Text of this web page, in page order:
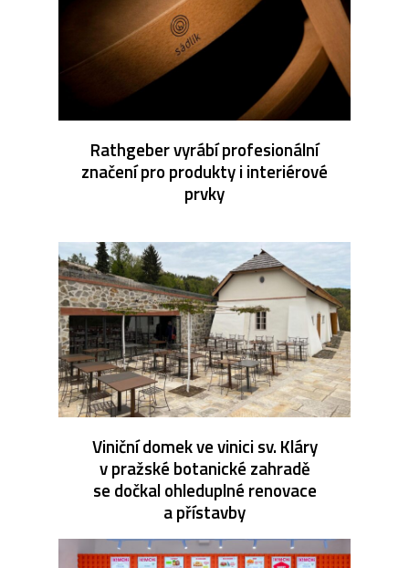
Rathgeber vyrábí profesionální
značení pro produkty i interiérové
prvky
Viniční domek ve vinici sv. Kláry
v pražské botanické zahradě
se dočkal ohleduplné renovace
a přístavby